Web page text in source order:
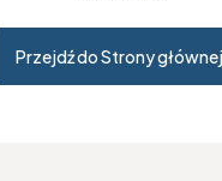
Przejdź do Strony głównej